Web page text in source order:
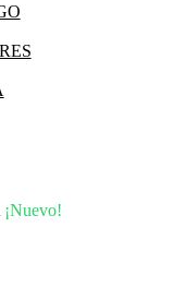
¡Nuevo!